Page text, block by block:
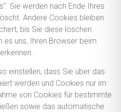
Sie werden nach Ende Ihres
Andere Cookies bleiben
bis Sie diese löschen.
es uns, Ihren Browser beim
einstellen, dass Sie über das
werden und Cookies nur im
von Cookies für bestimmte
sowie das automatische